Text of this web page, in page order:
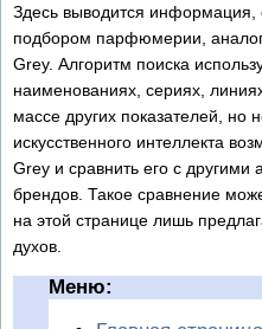
Здесь выводится информация,
подбором парфюмерии,
Grey. Алгоритм поиска
наименованиях, сериях,
массе других показателей, но
искусственного интеллекта
Grey и сравнить его с
брендов. Такое сравнение
на этой странице лишь
духов.
Меню: